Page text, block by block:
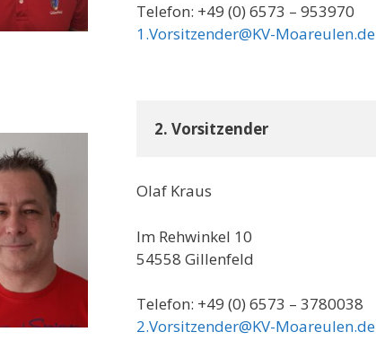
Telefon: +49 (0) 6573 – 953970
1.Vorsitzender@KV-Moareulen.de
2. Vorsitzender
Olaf Kraus
Im Rehwinkel 10
54558 Gillenfeld
Telefon: +49 (0) 6573 – 3780038
2.Vorsitzender@KV-Moareulen.de